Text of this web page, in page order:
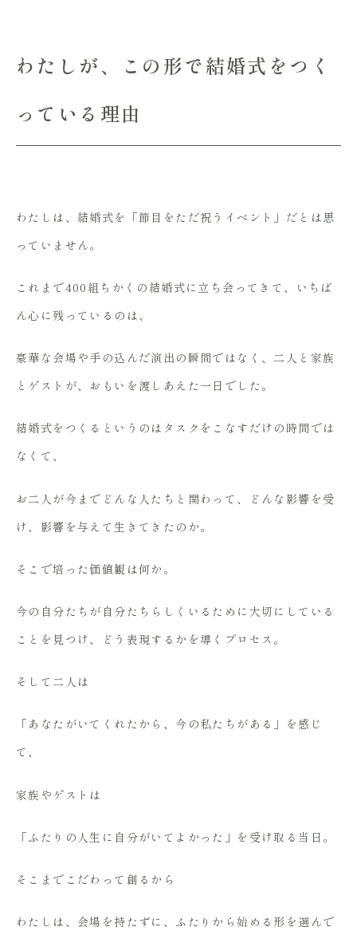
わたしが、この形で結婚式をつく
っている理由
わたしは、結婚式を「節目をただ祝うイベント」だとは思
っていません。
これまで400組ちかくの結婚式に立ち会ってきて、いちば
ん心に残っているのは、
豪華な会場や手の込んだ演出の瞬間ではなく、二人と家族
とゲストが、おもいを渡しあえた一日でした。
結婚式をつくるというのはタスクをこなすだけの時間では
なくて、
お二人が今までどんな人たちと関わって、どんな影響を受
け、影響を与えて生きてきたのか。
そこで培った価値観は何か。
今の自分たちが自分たちらしくいるために大切にしている
ことを見つけ、どう表現するかを導くプロセス。
そして二人は
「あなたがいてくれたから、今の私たちがある」を感じ
て、
家族やゲストは
「ふたりの人生に自分がいてよかった」を受け取る当日。
そこまでこだわって創るから
わたしは、会場を持たずに、ふたりから始める形を選んで